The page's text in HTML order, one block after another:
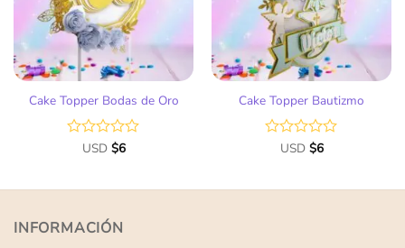
Cake Topper Bodas de Oro
Valorado
de
USD $6
Cake Topper Bautizmo
Valorado
de
USD $6
INFORMACIÓN